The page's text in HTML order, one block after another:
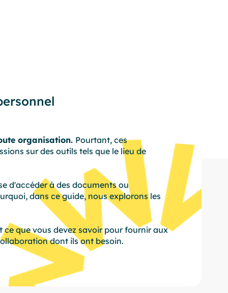
organisation. Pourtant, ces
sur des outils tels que le lieu de
d'accéder à des documents ou
dans ce guide, nous explorons les
que vous devez savoir pour fournir aux
dont ils ont besoin.